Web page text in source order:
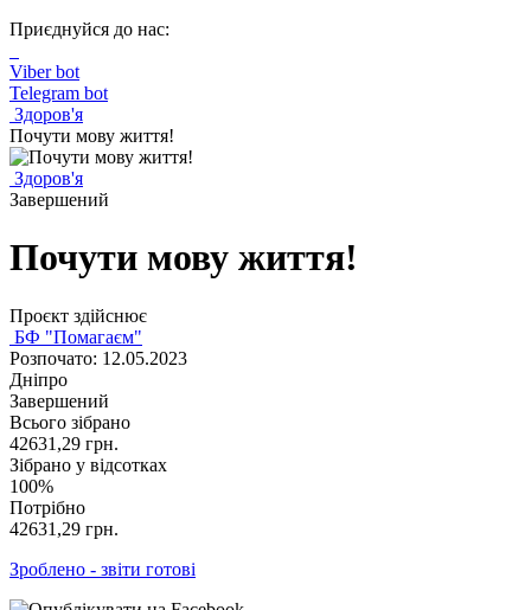
Приєднуйся до нас:
Viber bot
Telegram bot
Здоров'я
Почути мову життя!
Здоров'я
Завершений
Почути мову життя!
Проєкт здійснює
БФ "Помагаєм"
Розпочато: 12.05.2023
Дніпро
Завершений
Всього зібрано
42631,29 грн.
Зібрано у відсотках
100%
Потрібно
42631,29 грн.
Зроблено - звіти готові